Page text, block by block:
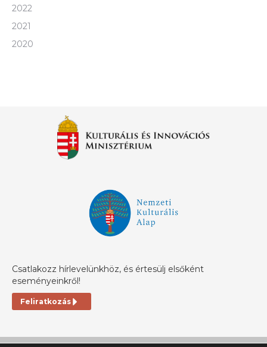
2022
2021
2020
Csatlakozz hírlevelünkhöz, és értesülj elsőként
eseményeinkről!
Feliratkozás